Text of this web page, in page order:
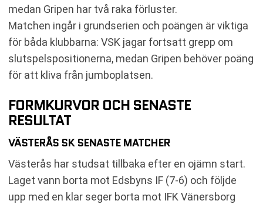
medan Gripen har två raka förluster.
Matchen ingår i grundserien och poängen är viktiga
för båda klubbarna: VSK jagar fortsatt grepp om
slutspelspositionerna, medan Gripen behöver poäng
för att kliva från jumboplatsen.
FORMKURVOR OCH SENASTE
RESULTAT
VÄSTERÅS SK SENASTE MATCHER
Västerås har studsat tillbaka efter en ojämn start.
Laget vann borta mot Edsbyns IF (7-6) och följde
upp med en klar seger borta mot IFK Vänersborg